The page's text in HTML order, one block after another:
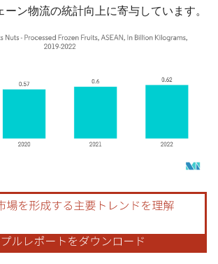
ン物流の統計向上に寄与しています。
。再利用にはCC BY 4.0の表示が必要です。